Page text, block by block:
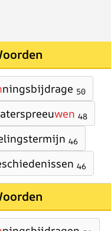
ningsbijdrage 50
wen 48
46
46